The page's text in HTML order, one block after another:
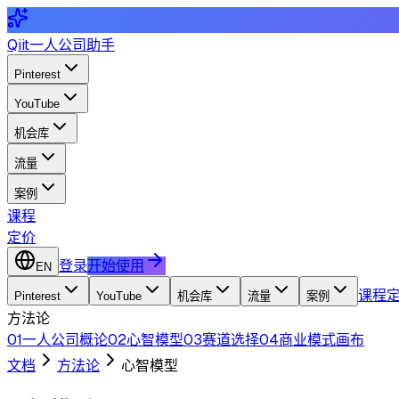
Qiit一人公司助手
Pinterest
YouTube
机会库
流量
案例
课程
定价
EN 登录开始使用
Pinterest YouTube 机会库 流量 案例 课程
方法论
01一人公司概论02心智模型03赛道选择04商业模式画布
文档
方法论 心智模型